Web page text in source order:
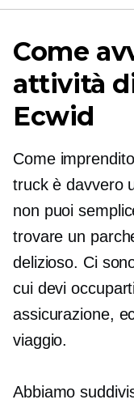
Come
attività
Ecwid
Come
truck è davvero
non puoi
trovare un
delizioso. Ci
cui devi
assicurazione,
viaggio.
Abbiamo